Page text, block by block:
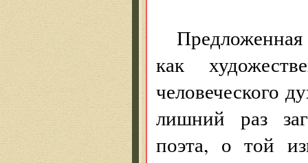
как
человеческого
лишний раз
поэта, о той